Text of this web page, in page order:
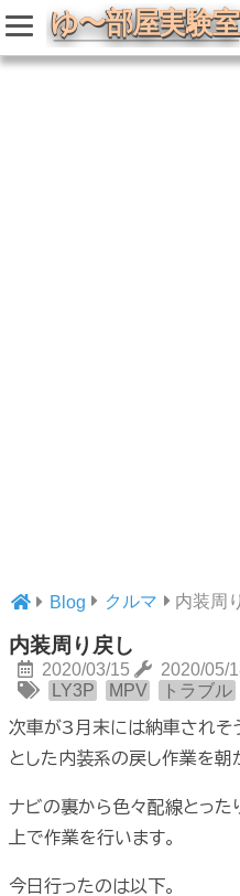
Blog クルマ 内装周
内装周り戻し
2020/03/15
2020/05/
LY3P
MPV トラブル
次車が3月末には納車されそ
とした内装系の戻し作業を朝
ナビの裏から色々配線とった
上で作業を行います。
今日行ったのは以下。